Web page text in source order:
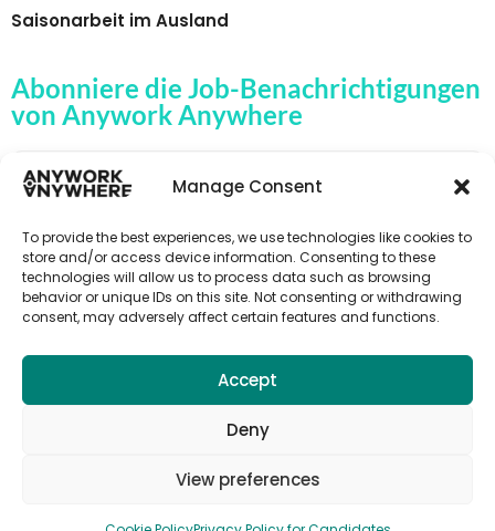
Manage Consent
To provide the best experiences, we use technologies like cookies to
store and/or access device information. Consenting to these
technologies will allow us to process data such as browsing
behavior or unique IDs on this site. Not consenting or withdrawing
consent, may adversely affect certain features and functions.
Accept
Deny
View preferences
Saisonarbeit im Ausland
Abonniere die Job-Benachrichtigungen
von Anywork Anywhere
🌟JOB-ALERTS ERHALTEN